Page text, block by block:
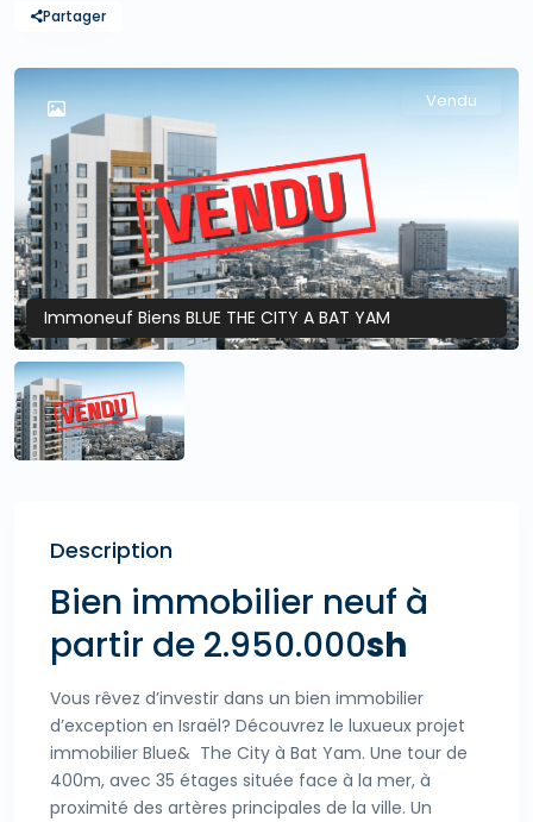
Partager
Vendu
Immoneuf Biens BLUE THE CITY A BAT YAM
Description
Bien immobilier neuf à
partir de 2.950.000sh
Vous rêvez d’investir dans un bien immobilier
d’exception en Israël? Découvrez le luxueux projet
immobilier Blue& The City à Bat Yam. Une tour de
400m, avec 35 étages située face à la mer, à
proximité des artères principales de la ville. Un